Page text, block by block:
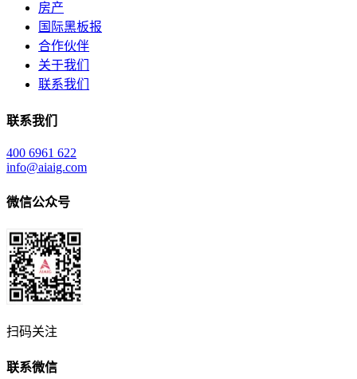
房产
国际黑板报
合作伙伴
关于我们
联系我们
联系我们
400 6961 622
info@aiaig.com
微信公众号
扫码关注
联系微信